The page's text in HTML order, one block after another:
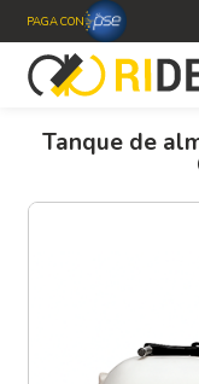
PAGA CON
Tanque de